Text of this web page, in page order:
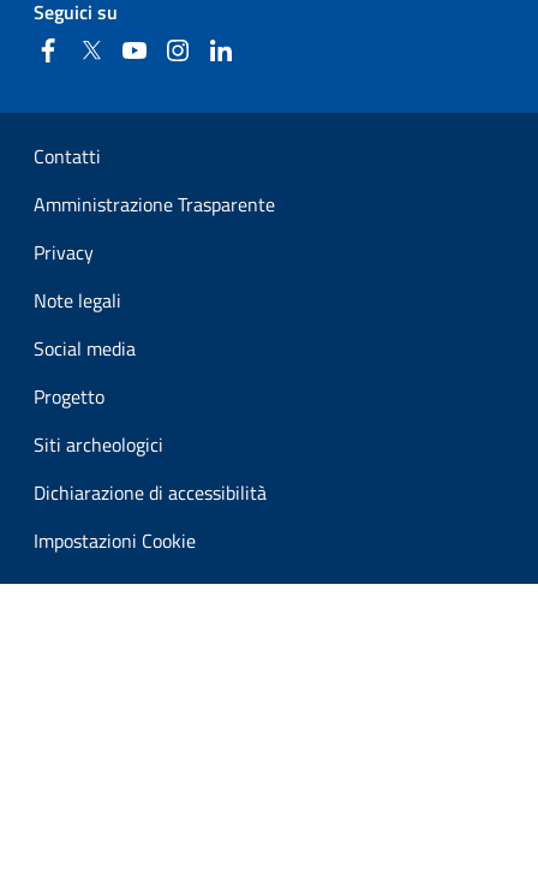
Seguici su
FacebookTwitter YouTubeInstagram
Sezione Link Utili
Contatti
Amministrazione Trasparente
Privacy
Note legali
Social media
Progetto
Siti archeologici
Dichiarazione di accessibilità
Impostazioni Cookie